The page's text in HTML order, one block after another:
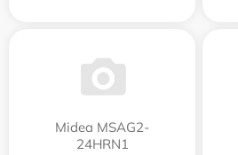
Midea MSAG2-
24HRN1